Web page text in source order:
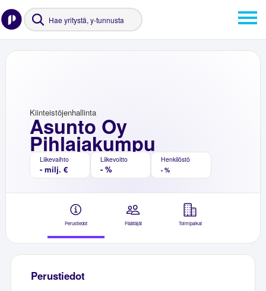
Asunto Oy
Pihlajakumpu
Kiinteistöjenhallinta
Liikevaihto
- milj. €
Liikevoitto
- %
Henkilöstö
- %
Perustiedot Päättäjät Toimipaikat
Perustiedot